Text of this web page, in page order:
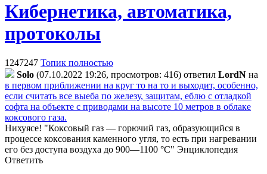
Кибернетика, автоматика,
протоколы
1247247 Топик полностью
Solo (07.10.2022 19:26, просмотров: 416) ответил LordN на
в первом приближении на круг то на то и выходит, особенно,
если считать все выеба по железу, защитам, еблю с отладкой
софта на объекте с приводами на высоте 10 метров в облаке
коксового газа.
Нихуясе! "Коксовый газ — горючий газ, образующийся в
процессе коксования каменного угля, то есть при нагревании
его без доступа воздуха до 900—1100 °С" Энциклопедия
Ответить